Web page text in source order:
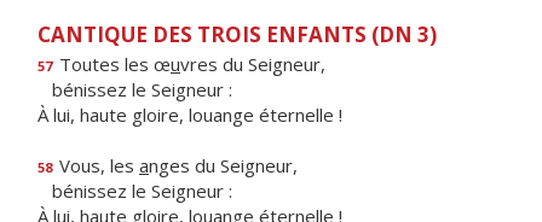
CANTIQUE DES TROIS ENFANTS (DN 3)
57 Toutes les œuvres du Seigneur,
bénissez le Seigneur :
À lui, haute gloire, louange éternelle !
58 Vous, les anges du Seigneur,
bénissez le Seigneur :
À lui, haute gloire, louange éternelle !